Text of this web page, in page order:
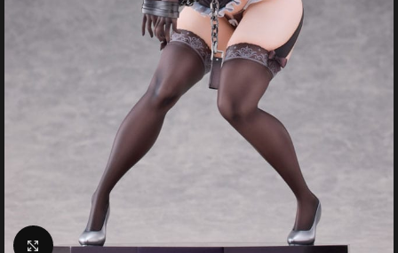
Click to enlarge